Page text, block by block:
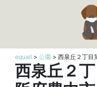
equall > 公園 > 西泉丘２丁目
西泉丘２